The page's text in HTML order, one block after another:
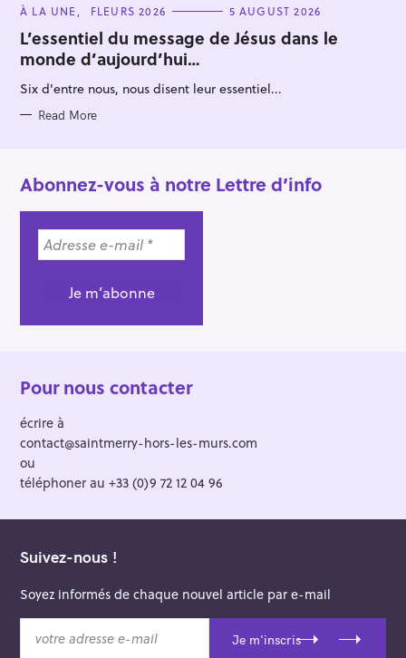
C
T
E
G
O
R
I
S
À LA UNE FLEURS 2026 5 AUGUST 2026
L’essentiel du message de Jésus dans le
monde d’aujourd’hui…
Six d'entre nous, nous disent leur essentiel...
Read More
Abonnez-vous à notre Lettre d’info
Pour nous contacter
écrire à
contact@saintmerry-hors-les-murs.com
ou
téléphoner au +33 (0)9 72 12 04 96
Suivez-nous !
Soyez informés de chaque nouvel article par e-mail
Je m'inscris